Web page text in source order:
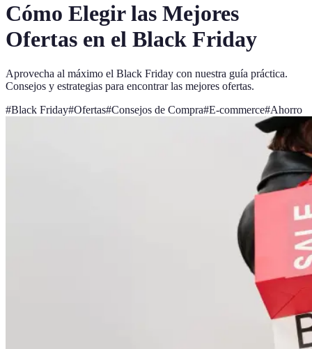
Cómo Elegir las Mejores
Ofertas en el Black Friday
Aprovecha al máximo el Black Friday con nuestra guía práctica.
Consejos y estrategias para encontrar las mejores ofertas.
#Black Friday#Ofertas#Consejos de Compra#E-commerce#Ahorro